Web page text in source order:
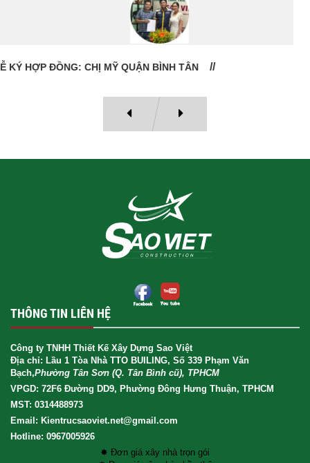
LỄ BÀN GIAO NHÀ: CÔ VÂN QUẬN 11
THÔNG TIN LIÊN HỆ
Công ty TNHH Thiết Kế Xây Dựng Sao Việt
Địa chỉ: Lầu 1 Tòa Nhà TTO BUILING, Số 339 Phạm Văn
Bạch,Phường Tân Sơn (Q. Tân Bình cũ), TPHCM
VPGD: 72F6 Đường DD9, Phường Đông Hưng Thuận, TPHCM
MST: 0314488973
Email: Kientrucsaoviet.net@gmail.com
Hotline: 0967005926
✸ Đơn giá xây nhà trọn gói